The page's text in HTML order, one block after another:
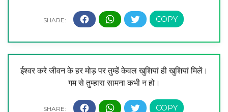
ईश्वर करे जीवन के हर मोड़ पर तुम्हें केवल खुशियां ही खुशियां मिलें।
गम से तुम्हारा सामना कभी न हो।